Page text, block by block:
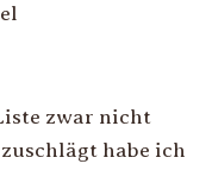
zwar nicht
habe ich